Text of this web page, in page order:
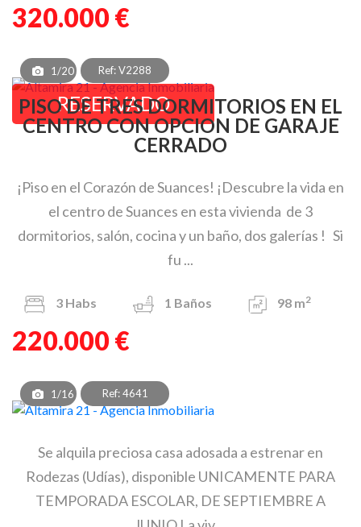
320.000 €
1/20 Ref: V2288
RESERVADO
PISO DE TRES DORMITORIOS EN EL
CENTRO CON OPCION DE GARAJE
CERRADO
¡Piso en el Corazón de Suances! ¡Descubre la vida en
el centro de Suances en esta vivienda de 3
dormitorios, salón, cocina y un baño, dos galerías ! Si
fu ...
3 Habs 1 Baños 98 m2
220.000 €
1/16 Ref: 4641
Se alquila preciosa casa adosada a estrenar en
Rodezas (Udías), disponible UNICAMENTE PARA
TEMPORADA ESCOLAR, DE SEPTIEMBRE A